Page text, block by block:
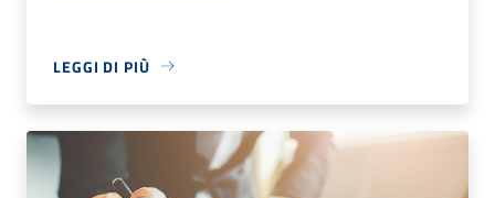
LEGGI DI PIÙ